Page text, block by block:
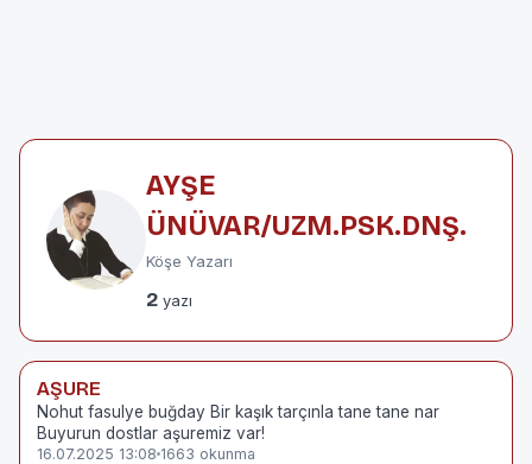
AYŞE
ÜNÜVAR/UZM.PSK.DNŞ.
Köşe Yazarı
2 yazı
AŞURE
Nohut fasulye buğday Bir kaşık tarçınla tane tane nar
Buyurun dostlar aşuremiz var!
16.07.2025 13:08 1663 okunma